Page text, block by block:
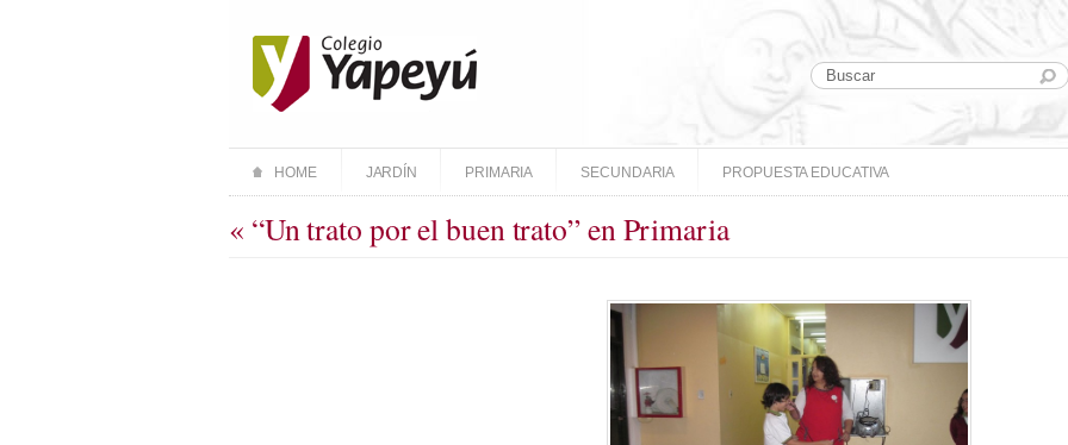
HOME JARDÍN PRIMARIA SECUNDARIA PROPUESTA EDUCATIVA
« “Un trato por el buen trato” en Primaria